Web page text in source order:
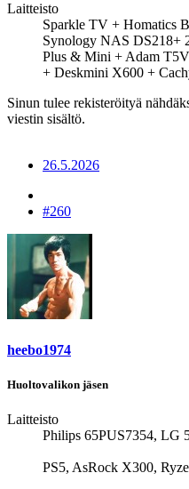
Laitteisto
Sparkle TV + Homatics
Synology NAS DS218+
Plus & Mini + Adam
+ Deskmini X600 +
Sinun tulee rekisteröityä
viestin sisältö.
26.5.2026
#260
heebo1974
Huoltovalikon jäsen
Laitteisto
Philips 65PUS7354, LG
PS5, AsRock X300,